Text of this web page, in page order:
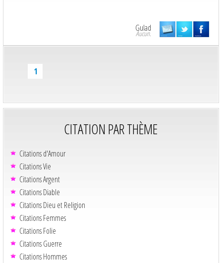
Gulad
Aucun.
1
CITATION PAR THÈME
Citations d'Amour
Citations Vie
Citations Argent
Citations Diable
Citations Dieu et Religion
Citations Femmes
Citations Folie
Citations Guerre
Citations Hommes